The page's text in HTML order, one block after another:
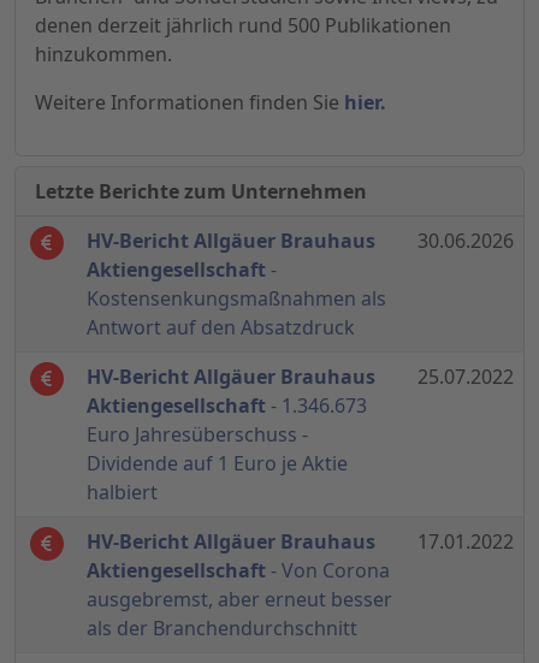
denen derzeit jährlich rund 500 Publikationen
hinzukommen.
Weitere Informationen finden Sie hier.
Letzte Berichte zum Unternehmen
HV-Bericht Allgäuer Brauhaus
Aktiengesellschaft -
Kostensenkungsmaßnahmen als
Antwort auf den Absatzdruck
30.06.2026
HV-Bericht Allgäuer Brauhaus
Aktiengesellschaft- 1.346.673
Euro Jahresüberschuss -
Dividende auf 1 Euro je Aktie
halbiert
25.07.2022
HV-Bericht Allgäuer Brauhaus
Aktiengesellschaft - Von Corona
ausgebremst, aber erneut besser
als der Branchendurchschnitt
17.01.2022